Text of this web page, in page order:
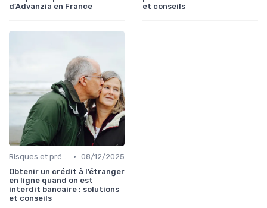
d’Advanzia en France
et conseils
Risques et précautions • 08/12/2025
Obtenir un crédit à l’étranger
en ligne quand on est
interdit bancaire : solutions
et conseils